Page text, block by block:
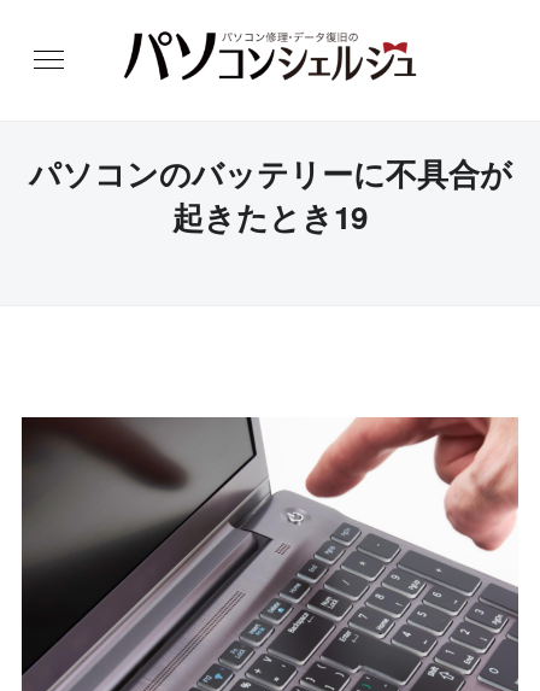
パソコンのバッテリーに不具合が
起きたとき19